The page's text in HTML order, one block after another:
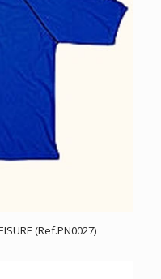
(Ref.PN0027)